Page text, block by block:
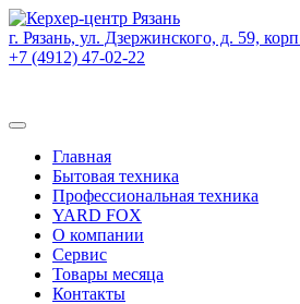
г. Рязань, ул. Дзержинского, д. 59,
+7 (4912) 47-02-22
Главная
Бытовая техника
Профессиональная техника
YARD FOX
О компании
Сервис
Товары месяца
Контакты